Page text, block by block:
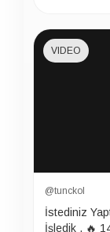
VIDEO
@tunckol
İstediniz Yaptık / Sade Mercedes♥️
İşledik . 🔥